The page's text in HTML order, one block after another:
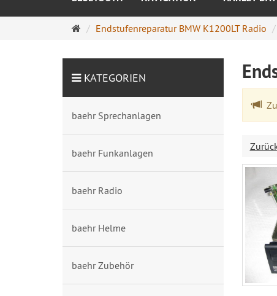
Startseite
Endstufenreparatur BMW K1200LT Radio
Zu
KATEGORIEN
baehr Sprechanlagen
baehr Funkanlagen
baehr Radio
baehr Helme
baehr Zubehör